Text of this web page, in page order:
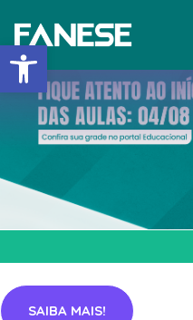
Barra de
SAIBA MAIS!